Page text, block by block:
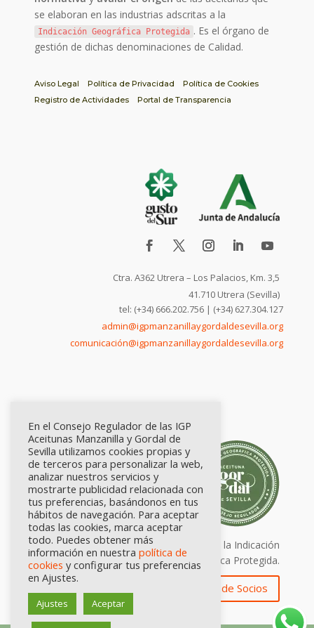
se elaboran en las industrias adscritas a la
Indicación Geográfica Protegida . Es el órgano de
gestión de dichas denominaciones de Calidad.
Aviso Legal Política de Privacidad
Política de Cookies
Registro de Actividades
Portal de Transparencia
Ctra. A362 Utrera – Los Palacios, Km. 3,5
41.710 Utrera (Sevilla)
tel: (+34) 666.202.756 | (+34) 627.304.127
admin@igpmanzanillaygordaldesevilla.org
comunicación@igpmanzanillaygordaldesevilla.org
Calidad certificada por Origen. Sellos de la Indicación
Geográfica Protegida.
Zona de Socios
En el Consejo Regulador de las IGP
Aceitunas Manzanilla y Gordal de
Sevilla utilizamos cookies propias y
de terceros para personalizar la web,
analizar nuestros servicios y
mostrarte publicidad relacionada con
tus preferencias, basándonos en tus
hábitos de navegación. Para aceptar
todas las cookies, marca aceptar
todo. Puedes obtener más
información en nuestra política de
cookies y configurar tus preferencias
en Ajustes.
Ajustes Aceptar